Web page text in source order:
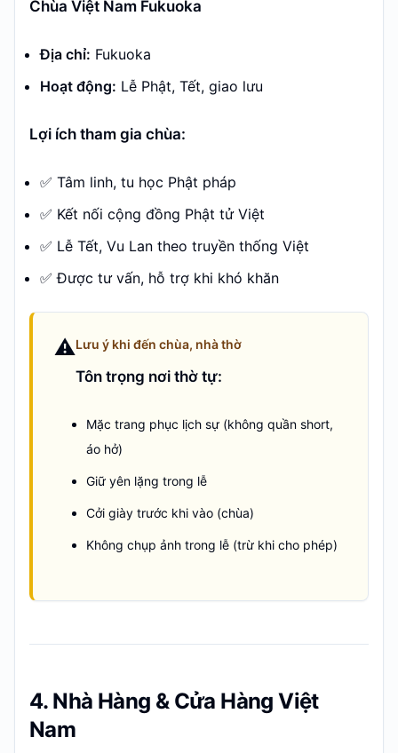
Chùa Việt Nam Fukuoka
Địa chỉ: Fukuoka
Hoạt động: Lễ Phật, Tết, giao lưu
Lợi ích tham gia chùa:
✅ Tâm linh, tu học Phật pháp
✅ Kết nối cộng đồng Phật tử Việt
✅ Lễ Tết, Vu Lan theo truyền thống Việt
✅ Được tư vấn, hỗ trợ khi khó khăn
⚠️Lưu ý khi đến chùa, nhà thờ
Tôn trọng nơi thờ tự:
Mặc trang phục lịch sự (không quần short,
áo hở)
Giữ yên lặng trong lễ
Cởi giày trước khi vào (chùa)
Không chụp ảnh trong lễ (trừ khi cho phép)
4. Nhà Hàng & Cửa Hàng Việt
Nam